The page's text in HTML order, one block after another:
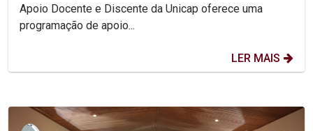
Apoio Docente e Discente da Unicap oferece uma
programação de apoio...
LER MAIS